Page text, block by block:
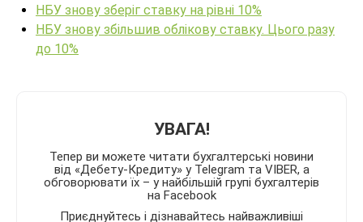
НБУ знову зберіг ставку на рівні 10%
НБУ знову збільшив облікову ставку. Цього разу
до 10%
УВАГА!
Тепер ви можете читати бухгалтерські новини
від «Дебету-Кредиту» у Telegram та VIBER, а
обговорювати їх – у найбільшій групі бухгалтерів
на Facebook
Приєднуйтесь і дізнавайтесь найважливіші